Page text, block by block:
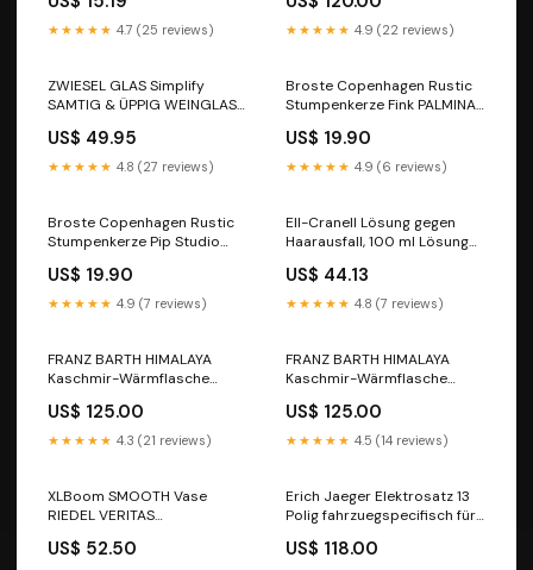
Pharmazeutische Vertriebs
GmbH
★★★★★ 4.7 (25 reviews)
C204 Coupe (04/2011-
06/2015) ^ID_PMZ-0000E^
★★★★★ 4.9 (22 reviews)
ZWIESEL GLAS Simplify
SAMTIG & ÜPPIG WEINGLAS
US$ 49.95
★★★★★ 4.8 (27 reviews)
Broste Copenhagen Rustic
Stumpenkerze Fink PALMINA
US$ 19.90
★★★★★ 4.9 (6 reviews)
Broste Copenhagen Rustic
Stumpenkerze Pip Studio
US$ 19.90
★★★★★ 4.9 (7 reviews)
Ell-Cranell Lösung gegen
Haarausfall, 100 ml Lösung
US$ 44.13
★★★★★ 4.8 (7 reviews)
FRANZ BARTH HIMALAYA
Kaschmir-Wärmflasche
US$ 125.00
★★★★★ 4.3 (21 reviews)
FRANZ BARTH HIMALAYA
Kaschmir-Wärmflasche
Bettwäsche-Set aus Mako-
Batist
US$ 125.00
★★★★★ 4.5 (14 reviews)
XLBoom SMOOTH Vase
RIEDEL VERITAS
GET 4 WEINGLAS 4ER-SET
US$ 52.50
Erich Jaeger Elektrosatz 13
Polig fahrzuegspecifisch für
Vorbereitung von 10/2021
US$ 118.00